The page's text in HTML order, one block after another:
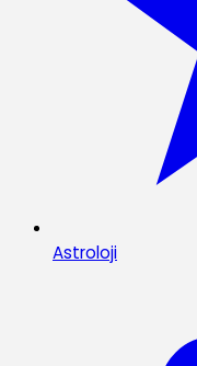
Astroloji